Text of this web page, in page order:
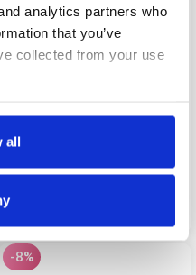
analytics partners who
that you’ve
collected from your use
all
-8%